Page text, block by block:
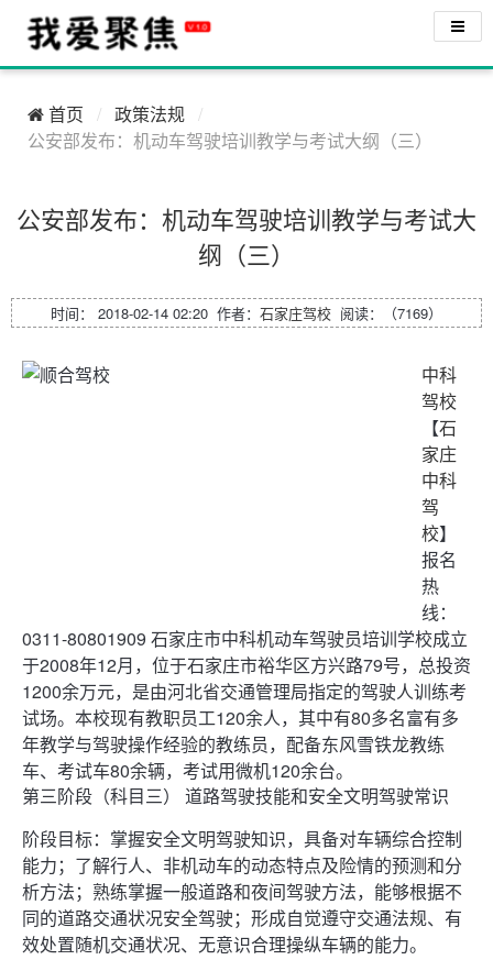
首页
政策法规
公安部发布：机动车驾驶培训教学与考试大纲（三）
公安部发布：机动车驾驶培训教学与考试大
纲（三）
时间： 2018-02-14 02:20 作者： 石家庄驾校 阅读：（7169）
中科
驾校
【石
家庄
中科
驾
校】
报名
热
线：
0311-80801909 石家庄市中科机动车驾驶员培训学校成立
于2008年12月，位于石家庄市裕华区方兴路79号，总投资
1200余万元，是由河北省交通管理局指定的驾驶人训练考
试场。本校现有教职员工120余人，其中有80多名富有多
年教学与驾驶操作经验的教练员，配备东风雪铁龙教练
车、考试车80余辆，考试用微机120余台。
第三阶段（科目三） 道路驾驶技能和安全文明驾驶常识
阶段目标：掌握安全文明驾驶知识，具备对车辆综合控制
能力；了解行人、非机动车的动态特点及险情的预测和分
析方法；熟练掌握一般道路和夜间驾驶方法，能够根据不
同的道路交通状况安全驾驶；形成自觉遵守交通法规、有
效处置随机交通状况、无意识合理操纵车辆的能力。